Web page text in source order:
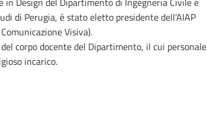
di Perugia, è stato eletto presidente dell'AIAP
Visiva).
corpo docente del Dipartimento, il cui personale
incarico.